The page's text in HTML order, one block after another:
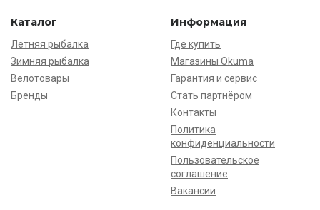
Каталог
Летняя рыбалка
Зимняя рыбалка
Велотовары
Бренды
Информация
Где купить
Магазины Okuma
Гарантия и сервис
Стать партнёром
Контакты
Политика
конфиденциальности
Пользовательское
соглашение
Вакансии